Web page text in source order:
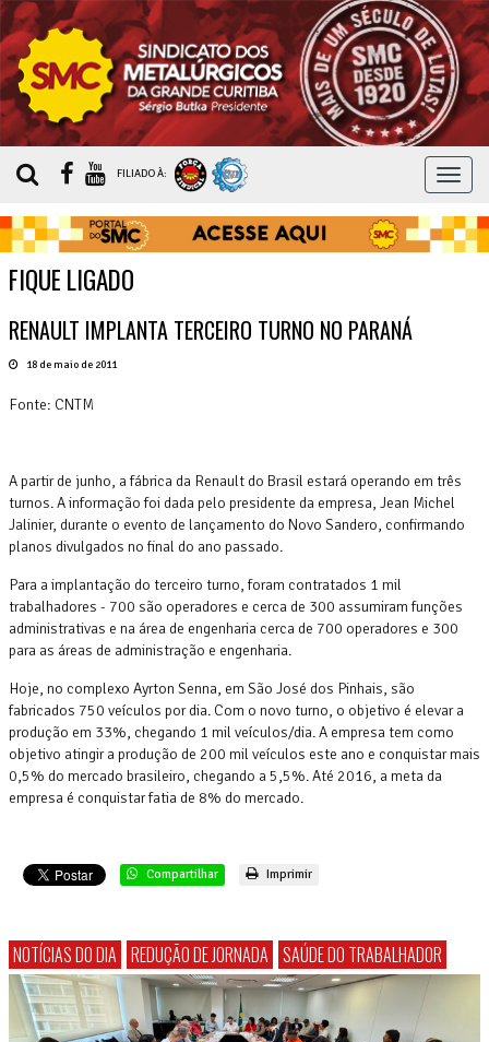
MENU
FILIADO À:
FIQUE LIGADO
RENAULT IMPLANTA TERCEIRO TURNO NO PARANÁ
18 de maio de 2011
Fonte: CNTM
A partir de junho, a fábrica da Renault do Brasil estará operando em três
turnos. A informação foi dada pelo presidente da empresa, Jean Michel
Jalinier, durante o evento de lançamento do Novo Sandero, confirmando
planos divulgados no final do ano passado.
Para a implantação do terceiro turno, foram contratados 1 mil
trabalhadores - 700 são operadores e cerca de 300 assumiram funções
administrativas e na área de engenharia cerca de 700 operadores e 300
para as áreas de administração e engenharia.
Hoje, no complexo Ayrton Senna, em São José dos Pinhais, são
fabricados 750 veículos por dia. Com o novo turno, o objetivo é elevar a
produção em 33%, chegando 1 mil veículos/dia. A empresa tem como
objetivo atingir a produção de 200 mil veículos este ano e conquistar mais
0,5% do mercado brasileiro, chegando a 5,5%. Até 2016, a meta da
empresa é conquistar fatia de 8% do mercado.
Compartilhar Imprimir
NOTÍCIAS DO DIA REDUÇÃO DE JORNADA SAÚDE DO TRABALHADOR